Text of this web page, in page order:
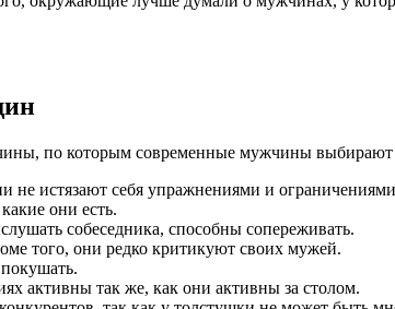
по которым современные мужчины
истязают себя упражнениями и
они есть.
собеседника, способны сопереживать.
того, они редко критикуют своих мужей.
так же, как они активны за столом.